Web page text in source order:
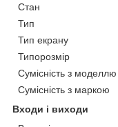
Стан
Тип
Тип екрану
Типорозмір
Сумісність з моделлю
Сумісність з маркою
Входи і виходи